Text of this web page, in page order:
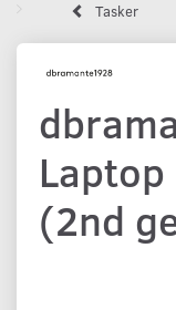
Tasker
(2nd